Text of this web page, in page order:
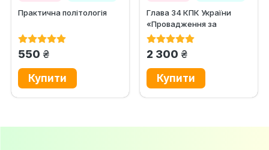
Практична політологія
550 грн.
Глава 34 КПК України
«Провадження за
нововиявленими або
2 300 грн.